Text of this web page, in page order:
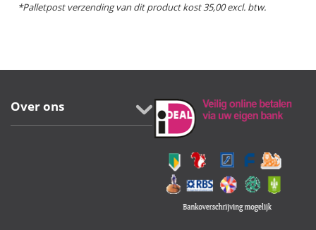
*Palletpost verzending van dit product kost 35,00 excl. btw.
Over ons